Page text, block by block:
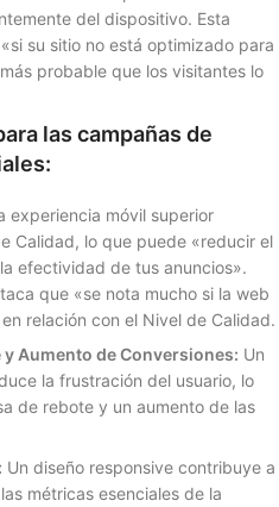
del dispositivo. Esta
su sitio no está optimizado para
probable que los visitantes lo
las campañas de
experiencia móvil superior
Calidad, lo que puede «reducir el
efectividad de tus anuncios».
que «se nota mucho si la web
relación con el Nivel de Calidad.
y Aumento de Conversiones: Un
la frustración del usuario, lo
de rebote y un aumento de las
Un diseño responsive contribuye a
métricas esenciales de la